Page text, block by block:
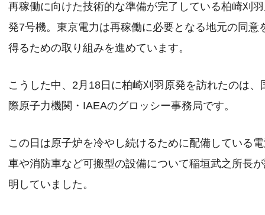
再稼働に向けた技術的な準備が完了している柏崎刈
発7号機。東京電力は再稼働に必要となる地元の同意
得るための取り組みを進めています。
こうした中、2月18日に柏崎刈羽原発を訪れたのは、
際原子力機関・IAEAのグロッシー事務局です。
この日は原子炉を冷やし続けるために配備している
車や消防車など可搬型の設備について稲垣武之所長
明していました。